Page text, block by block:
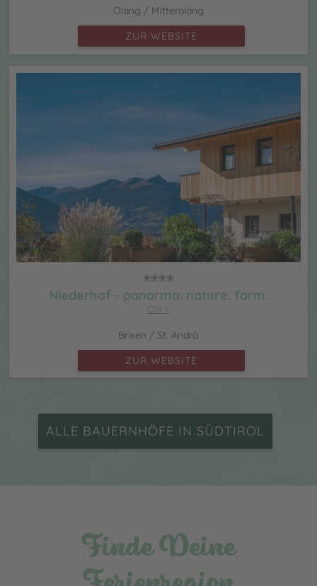
Olang / Mitterolang
ZUR WEBSITE
Niederhof - panorma. nature. farm.
CIN +
Brixen / St. Andrä
ZUR WEBSITE
ALLE BAUERNHÖFE IN SÜDTIROL
Finde Deine